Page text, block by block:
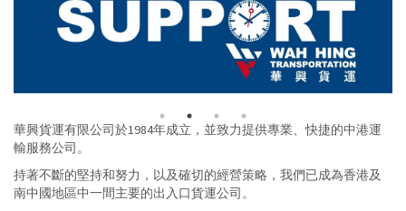
華興貨運有限公司於1984年成立，並致力提供專業、快捷的中港運
輸服務公司。
持著不斷的堅持和努力，以及確切的經營策略，我們已成為香港及
南中國地區中一間主要的出入口貨運公司。